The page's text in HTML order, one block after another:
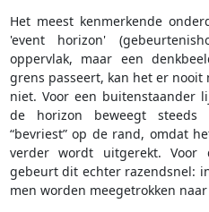
Het meest kenmerkende
'event horizon'
oppervlak, maar een
grens passeert, kan het er
niet. Voor een buitenstaander
de horizon beweegt
“bevriest” op de rand, omdat
verder wordt uitgerekt. Voor
gebeurt dit echter razendsnel:
men worden meegetrokken